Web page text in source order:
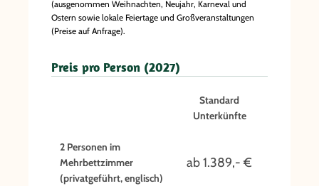
(ausgenommen Weihnachten, Neujahr, Karneval und
Ostern sowie lokale Feiertage und Großveranstaltungen
(Preise auf Anfrage).
Preis pro Person (2027)
Standard
Unterkünfte
2 Personen im
Mehrbettzimmer
(privatgeführt, englisch)
ab 1.389,- €